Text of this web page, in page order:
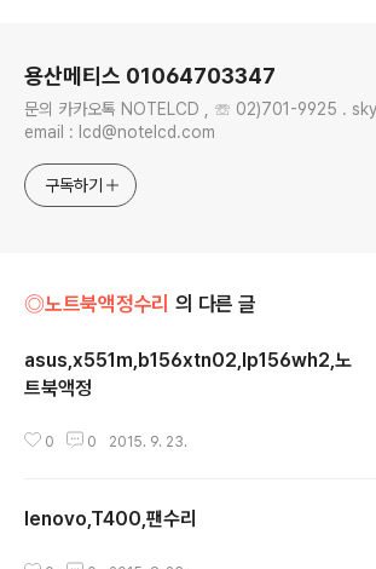
용산메티스 01064703347
문의 카카오톡 NOTELCD , ☏ 02)701-9925 . skype &
email : lcd@notelcd.com
구독하기
◎노트북액정수리 의 다른 글
asus,x551m,b156xtn02,lp156wh2,노
트북액정
0 0 2015. 9. 23.
lenovo,T400,팬수리